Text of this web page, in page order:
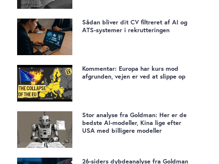
Sådan bliver dit CV filtreret af AI og
ATS-systemer i rekrutteringen
Kommentar: Europa har kurs mod
afgrunden, vejen er ved at slippe op
Stor analyse fra Goldman: Her er de
bedste AI-modeller, Kina lige efter
USA med billigere modeller
26-siders dybdeanalyse fra Goldman